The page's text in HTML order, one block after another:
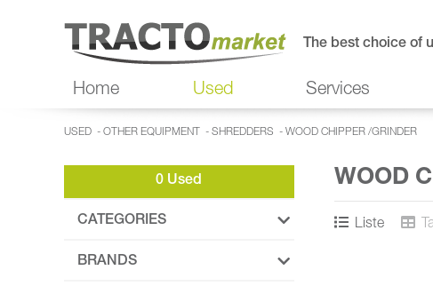
The best choice of
Home Used Services
USED - OTHER EQUIPMENT - SHREDDERS - WOOD CHIPPER /GRINDER
0 Used
CATEGORIES
BRANDS
WOOD
Liste